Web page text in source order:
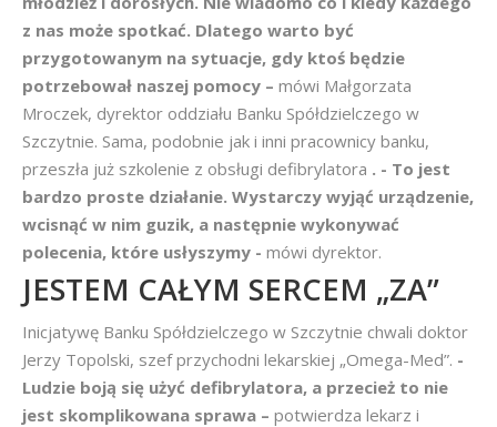
z nas może spotkać. Dlatego warto być
przygotowanym na sytuacje, gdy ktoś będzie
potrzebował naszej pomocy – mówi Małgorzata
Mroczek, dyrektor oddziału Banku Spółdzielczego w
Szczytnie. Sama, podobnie jak i inni pracownicy banku,
przeszła już szkolenie z obsługi defibrylatora . - To jest
bardzo proste działanie. Wystarczy wyjąć urządzenie,
wcisnąć w nim guzik, a następnie wykonywać
polecenia, które usłyszymy - mówi dyrektor.
JESTEM CAŁYM SERCEM „ZA”
Inicjatywę Banku Spółdzielczego w Szczytnie chwali doktor
Jerzy Topolski, szef przychodni lekarskiej „Omega-Med”. -
Ludzie boją się użyć defibrylatora, a przecież to nie
jest skomplikowana sprawa – potwierdza lekarz i